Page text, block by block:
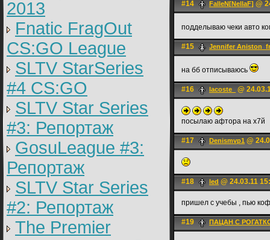
2013
Fnatic FragOut
CS:GO League
SLTV StarSeries
#4 CS:GO
SLTV Star Series
#3: Репортаж
GosuLeague #3:
Репортаж
SLTV Star Series
#2: Репортаж
The Premier
#14 FalleN[NellaF] @
подделываю чеки авто
#15 Jennifer
на бб отписываюсь
#16 lacoste_ @
посылаю афтора на х7й
#17 Denismvp1 @
#18 led @ 24.03.11
пришел с учебы , пью
#19 ПАЦАН С